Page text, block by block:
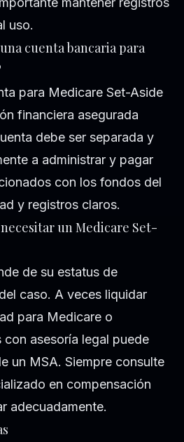
uso.
cuenta bancaria para
para Medicare Set-Aside
financiera asegurada
debe ser separada y
a administrar y pagar
con los fondos del
y registros claros.
un Medicare Set-
de su estatus de
caso. A veces liquidar
para Medicare o
asesoría legal puede
un MSA. Siempre consulte
en compensación
adecuadamente.